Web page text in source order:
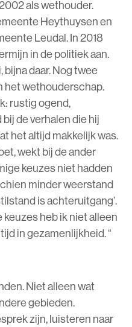
als wethouder.
Heythuysen en
Leudal. In 2018
in de politiek aan.
bijna daar. Nog twee
het wethouderschap.
rustig ogend,
de verhalen die hij
het altijd makkelijk was.
wekt bij de ander
keuzes niet hadden
minder weerstand
is achteruitgang’.
keuzes heb ik niet alleen
in gezamenlijkheid. “
Niet alleen wat
gebieden.
zijn, luisteren naar